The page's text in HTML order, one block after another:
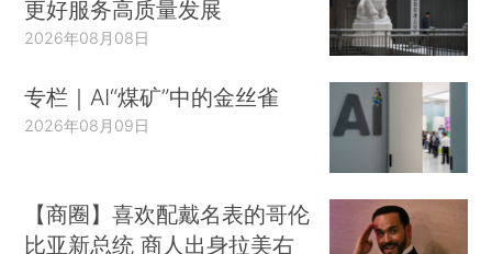
更好服务高质量发展
2026年08月08日
专栏｜AI“煤矿”中的金丝雀
2026年08月09日
【商圈】喜欢配戴名表的哥伦
比亚新总统 商人出身拉美右